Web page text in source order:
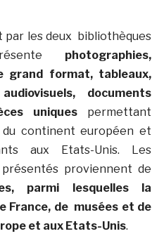
par les deux bibliothèques
photographies,
grand format, tableaux,
documents
uniquespermettant
continent européen et
aux Etats-Unis. Les
proviennent de
parmi lesquelles la
France, de musées et de
et aux Etats-Unis.